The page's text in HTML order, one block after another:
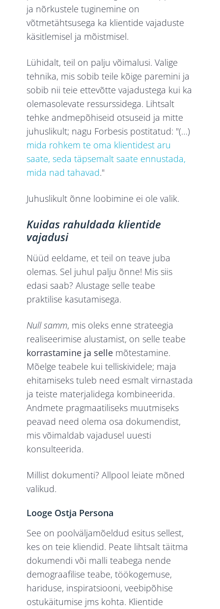
ja nõrkustele tuginemine on
võtmetähtsusega ka klientide vajaduste
käsitlemisel ja mõistmisel.
Lühidalt, teil on palju võimalusi. Valige
tehnika, mis sobib teile kõige paremini ja
sobib nii teie ettevõtte vajadustega kui ka
olemasolevate ressurssidega. Lihtsalt
tehke andmepõhiseid otsuseid ja mitte
juhuslikult; nagu Forbesis postitatud: "(…)
mida rohkem te oma klientidest aru
saate, seda täpsemalt saate ennustada,
mida nad tahavad."
Juhuslikult õnne loobimine ei ole valik.
Kuidas rahuldada klientide
vajadusi
Nüüd eeldame, et teil on teave juba
olemas. Sel juhul palju õnne! Mis siis
edasi saab? Alustage selle teabe
praktilise kasutamisega.
Null samm, mis oleks enne strateegia
realiseerimise alustamist, on selle teabe
korrastamine ja selle mõtestamine.
Mõelge teabele kui telliskividele; maja
ehitamiseks tuleb need esmalt virnastada
ja teiste materjalidega kombineerida.
Andmete pragmaatiliseks muutmiseks
peavad need olema osa dokumendist,
mis võimaldab vajadusel uuesti
konsulteerida.
Millist dokumenti? Allpool leiate mõned
valikud.
Looge Ostja Persona
See on poolväljamõeldud esitus sellest,
kes on teie kliendid. Peate lihtsalt täitma
dokumendi või malli teabega nende
demograafilise teabe, töökogemuse,
hariduse, inspiratsiooni, veebipõhise
ostukäitumise jms kohta. Klientide